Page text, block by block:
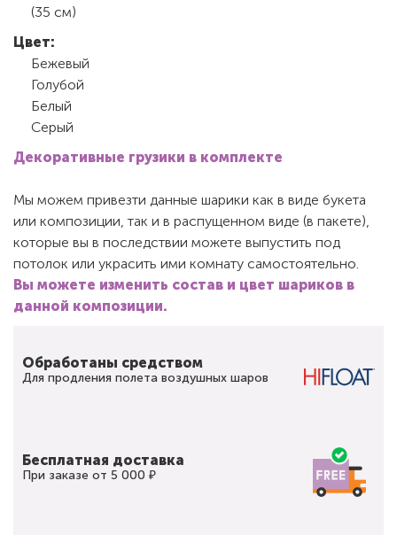
(35 см)
Цвет:
Бежевый
Голубой
Белый
Серый
Декоративные грузики в комплекте
Мы можем привезти данные шарики как в виде букета
или композиции, так и в распущенном виде (в пакете),
которые вы в последствии можете выпустить под
потолок или украсить ими комнату самостоятельно.
Вы можете изменить состав и цвет шариков в
данной композиции.
Обработаны средством
Для продления полета воздушных шаров
Бесплатная доставка
При заказе от 5 000 ₽